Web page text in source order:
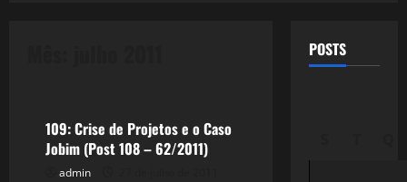
109: Crise de Projetos e o Caso
Jobim (Post 108 – 62/2011)
admin
POSTS